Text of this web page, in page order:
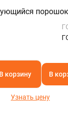
порошок
В корзину В
Узнать цену